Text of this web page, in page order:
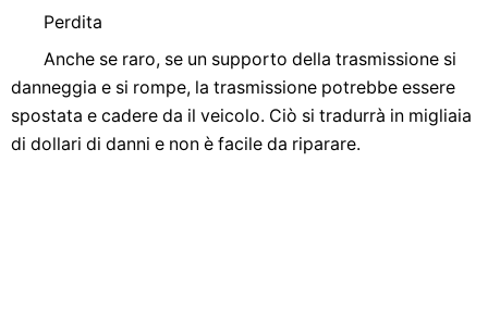
Perdita
Anche se raro, se un supporto della trasmissione si
danneggia e si rompe, la trasmissione potrebbe essere
spostata e cadere da il veicolo. Ciò si tradurrà in migliaia
di dollari di danni e non è facile da riparare.